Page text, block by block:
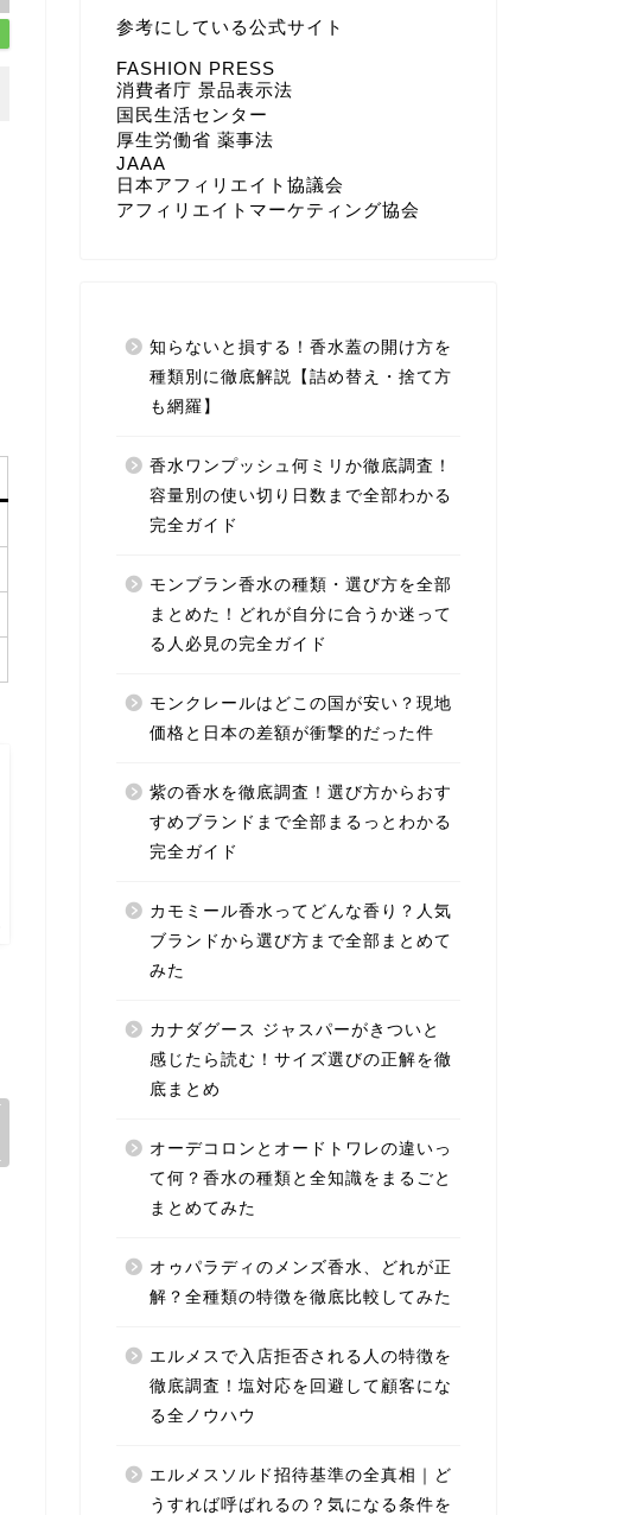
参考にしている公式サイト
FASHION PRESS
消費者庁 景品表示法
国民生活センター
厚生労働省 薬事法
JAAA
日本アフィリエイト協議会
アフィリエイトマーケティング協会
知らないと損する！香水蓋の開け方を
種類別に徹底解説【詰め替え・捨て方
も網羅】
香水ワンプッシュ何ミリか徹底調査！
容量別の使い切り日数まで全部わかる
完全ガイド
モンブラン香水の種類・選び方を全部
まとめた！どれが自分に合うか迷って
る人必見の完全ガイド
モンクレールはどこの国が安い？現地
価格と日本の差額が衝撃的だった件
紫の香水を徹底調査！選び方からおす
すめブランドまで全部まるっとわかる
完全ガイド
カモミール香水ってどんな香り？人気
ブランドから選び方まで全部まとめて
みた
カナダグース ジャスパーがきついと
感じたら読む！サイズ選びの正解を徹
底まとめ
オーデコロンとオードトワレの違いっ
て何？香水の種類と全知識をまるごと
まとめてみた
オゥパラディのメンズ香水、どれが正
解？全種類の特徴を徹底比較してみた
エルメスで入店拒否される人の特徴を
徹底調査！塩対応を回避して顧客にな
る全ノウハウ
エルメスソルド招待基準の全真相｜ど
うすれば呼ばれるの？気になる条件を